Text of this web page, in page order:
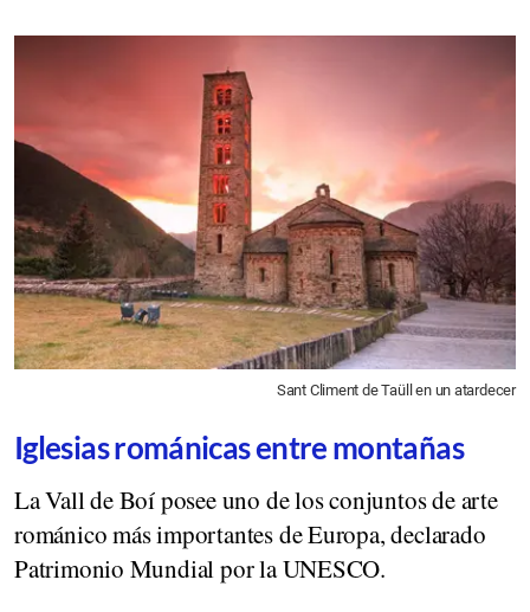
Sant Climent de Taüll en un atardecer
Iglesias románicas entre montañas
La Vall de Boí posee uno de los conjuntos de arte
románico más importantes de Europa, declarado
Patrimonio Mundial por la UNESCO.